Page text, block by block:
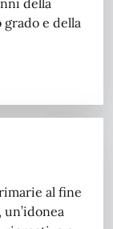
della
e della
al fine